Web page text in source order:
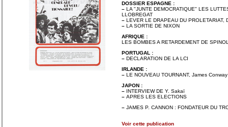
DOSSIER ESPAGNE :
– LA "JUNTE DEMOCRATIQUE" LES
LLOBREGAT
– LEVER LE DRAPEAU DU PROLETARIAT,
– LA SORTIE DE NIXON
AFRIQUE :
LES BOMBES A RETARDEMENT DE
PORTUGAL :
– DECLARATION DE LA LCI
IRLANDE :
– LE NOUVEAU TOURNANT, James Conway
JAPON :
– INTERVIEW DE Y. Sakaï
– APRES LES ELECTIONS
– JAMES P. CANNON : FONDATEUR DU
Voir cette publication